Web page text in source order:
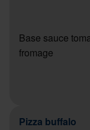
Base sauce
fromage
Pizza buffalo